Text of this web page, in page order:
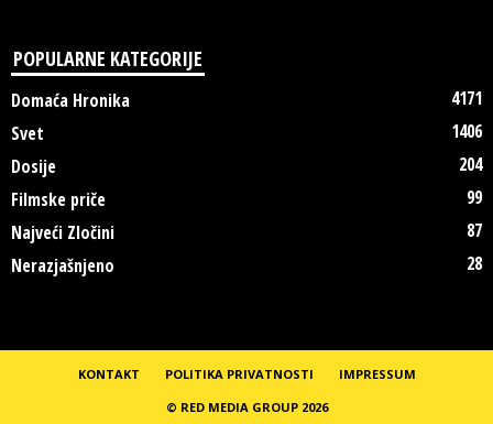
POPULARNE KATEGORIJE
Domaća Hronika
4171
Svet
1406
Dosije
204
Filmske priče
99
Najveći Zločini
87
Nerazjašnjeno
28
KONTAKT POLITIKA PRIVATNOSTI
IMPRESSUM
© RED MEDIA GROUP 2026